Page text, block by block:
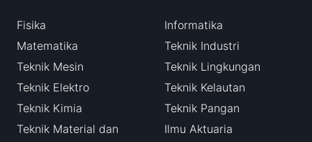
Fisika
Matematika
Teknik Mesin
Teknik Elektro
Teknik Kimia
Teknik Material dan
Informatika
Teknik Industri
Teknik Lingkungan
Teknik Kelautan
Teknik Pangan
Ilmu Aktuaria